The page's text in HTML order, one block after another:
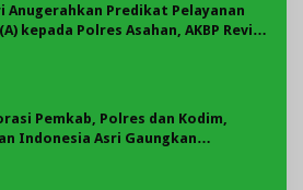
Anugerahkan Predikat Pelayanan
kepada Polres Asahan, AKBP Revi
Pemkab, Polres dan Kodim,
Indonesia Asri Gaungkan